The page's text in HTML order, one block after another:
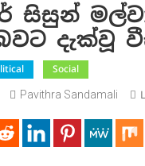
සිසුන්
දැක්වූ
Social
Pavithra Sandamali